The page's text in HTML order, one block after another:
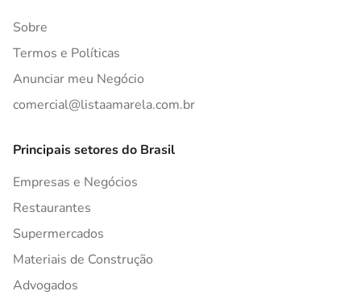
Sobre
Termos e Políticas
Anunciar meu Negócio
comercial@listaamarela.com.br
Principais setores do Brasil
Empresas e Negócios
Restaurantes
Supermercados
Materiais de Construção
Advogados